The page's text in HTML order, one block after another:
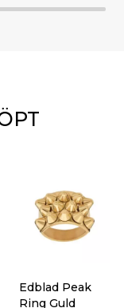
Edblad Peak
Ring Guld